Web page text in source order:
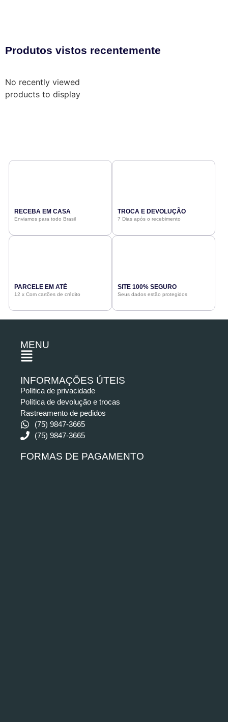
Produtos vistos recentemente
No recently viewed
products to display
RECEBA EM CASA
Enviamos para todo Brasil
TROCA E DEVOLUÇÃO
7 Dias após o recebimento
PARCELE EM ATÉ
12 x Com cartões de crédito
SITE 100% SEGURO
Seus dados estão protegidos
MENU
INFORMAÇÕES ÚTEIS
Política de privacidade
Política de devolução e trocas
Rastreamento de pedidos
(75) 9847-3665
(75) 9847-3665
FORMAS DE PAGAMENTO